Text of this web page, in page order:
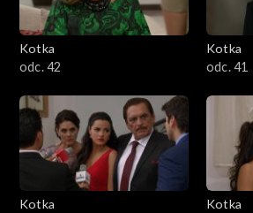
Kotka
odc. 42
Kotka
odc. 41
Kotka
Kotka